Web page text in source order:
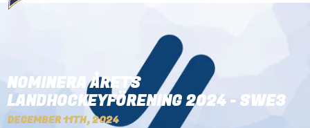
NOMINERA ÅRETS
LANDHOCKEYFÖRENING 2024 - SWE3
DECEMBER 11TH, 2024